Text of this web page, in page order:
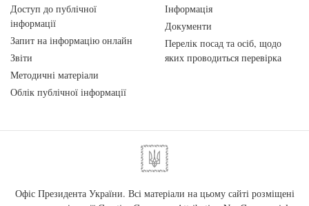
Доступ до публічної
інформації
Запит на інформацію онлайн
Звіти
Методичні матеріали
Облік публічної інформації
Інформація
Документи
Перелік посад та осіб, щодо
яких проводиться перевірка
Офіс Президента України. Всі матеріали на цьому сайті розміщені